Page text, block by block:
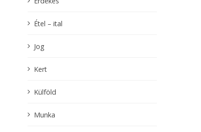
Étel – ital
Jog
Kert
Külföld
Munka